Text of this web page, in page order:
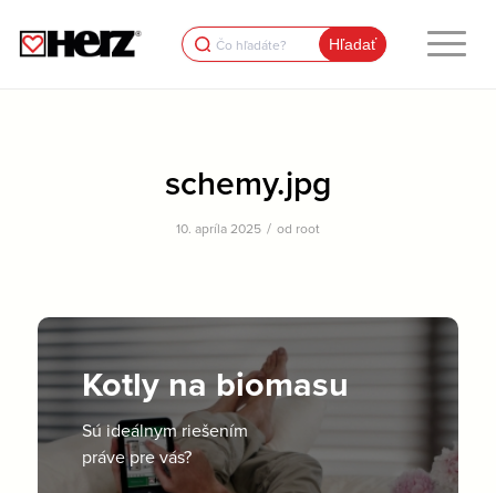
Search
for:
schemy.jpg
10. apríla 2025 / od root
Kotly na biomasu
Sú ideálnym riešením
práve pre vás?